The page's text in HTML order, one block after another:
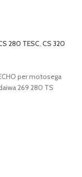
280 TESC, CS 320
per motosega
269 280 TS